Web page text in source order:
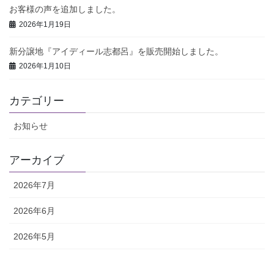
お客様の声を追加しました。
2026年1月19日
新分譲地『アイディール志都呂』を販売開始しました。
2026年1月10日
カテゴリー
お知らせ
アーカイブ
2026年7月
2026年6月
2026年5月